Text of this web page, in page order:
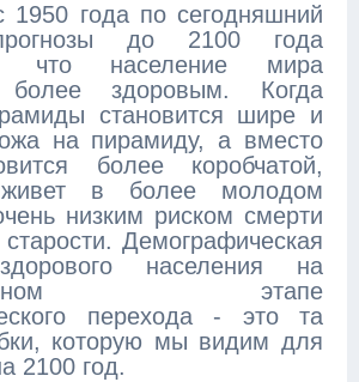
1950 года по сегодняшний
до 2100 года
что население мира
более здоровым. Когда
становится шире и
на пирамиду, а вместо
более коробчатой,
живет в более молодом
низким риском смерти
Демографическая
населения на
этапе
перехода - это та
которую мы видим для
2100 год.